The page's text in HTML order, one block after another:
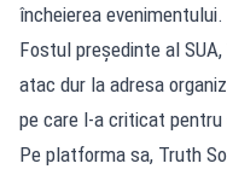
încheierea evenimentului.
Fostul președinte al
atac dur la adresa
pe care l-a criticat
Pe platforma sa, Truth